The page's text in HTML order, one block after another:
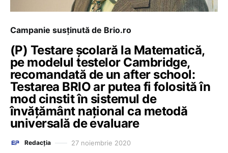
Campanie susținută de Brio.ro
(P) Testare școlară la Matematică,
pe modelul testelor Cambridge,
recomandată de un after school:
Testarea BRIO ar putea fi folosită în
mod cinstit în sistemul de
învățământ național ca metodă
universală de evaluare
Redacția 27 noiembrie 2020